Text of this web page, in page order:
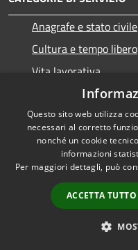
Anagrafe e stato civile
Cultura e tempo libero
Vita lavorativa
Imprese e Commercio
Catasto e urbanistica
Mobilità e trasporti
Educazione e
Giustizia e sicurezza
Questo sito web utilizza
necessari al corretto
nonché un cookie
informazioni
Per maggiori dettagli, può
ACCETTA TUTTO